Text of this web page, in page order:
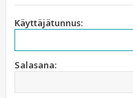
Käyttäjätunnus:
Salasana: